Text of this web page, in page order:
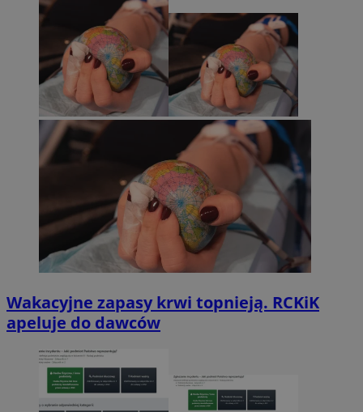
Wakacyjne zapasy krwi topnieją. RCKiK
apeluje do dawców